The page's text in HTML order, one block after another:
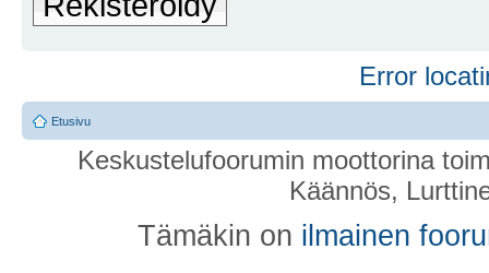
Error
Etusivu
Keskustelufoorumin moottorina
Käännös,
Tämäkin on ilmainen